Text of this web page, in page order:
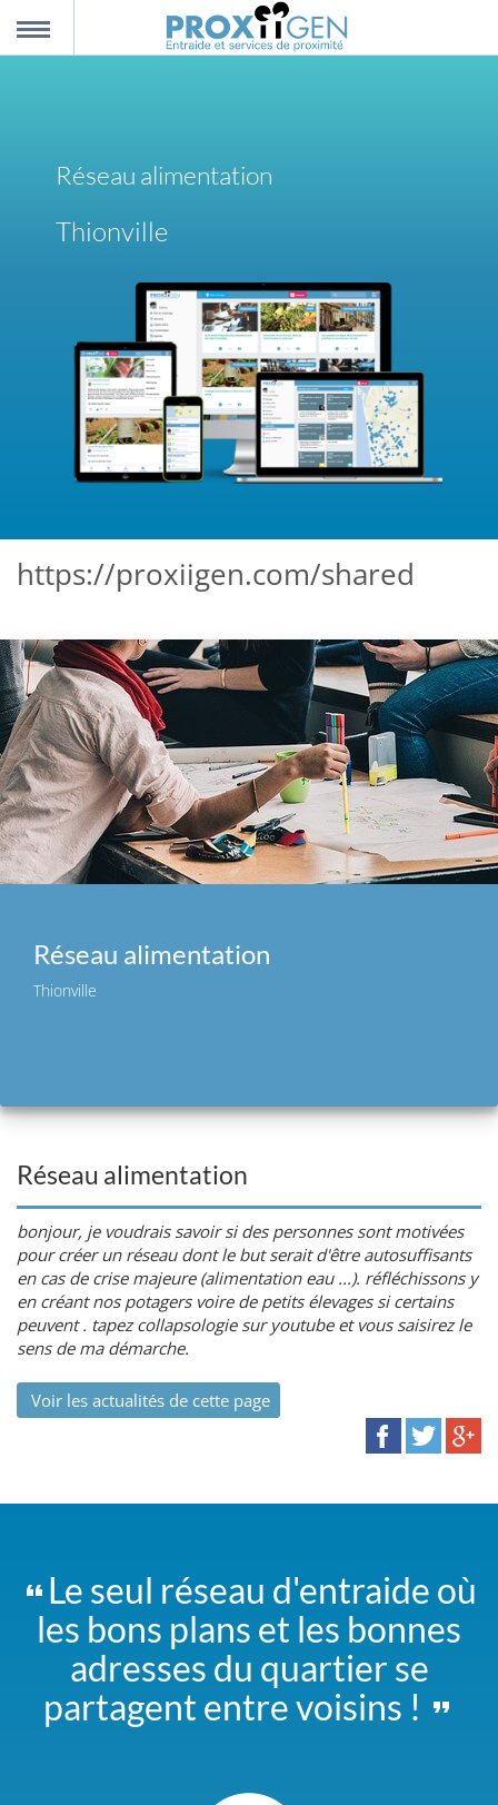
Réseau alimentation
Thionville
https://proxiigen.com/shared
Réseau alimentation
Thionville
Réseau alimentation
bonjour, je voudrais savoir si des personnes sont motivées
pour créer un réseau dont le but serait d'être autosuffisants
en cas de crise majeure (alimentation eau ...). réfléchissons y
en créant nos potagers voire de petits élevages si certains
peuvent . tapez collapsologie sur youtube et vous saisirez le
sens de ma démarche.
Voir les actualités de cette page
Le seul réseau d'entraide où
les bons plans et les bonnes
adresses du quartier se
partagent entre voisins !